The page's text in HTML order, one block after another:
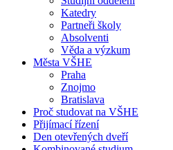
Katedry
Partneři školy
Absolventi
Věda a výzkum
Města VŠHE
Praha
Znojmo
Bratislava
Proč studovat na VŠHE
Přijímací řízení
Den otevřených dveří